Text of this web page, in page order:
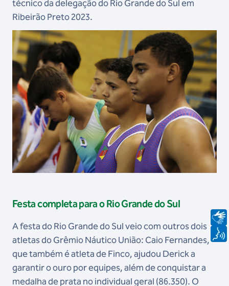
técnico da delegação do Rio Grande do Sul em
Ribeirão Preto 2023.
Festa completa para o Rio Grande do Sul
A festa do Rio Grande do Sul veio com outros dois
atletas do Grêmio Náutico União: Caio Fernandes,
que também é atleta de Finco, ajudou Derick a
garantir o ouro por equipes, além de conquistar a
medalha de prata no individual geral (86.350). O